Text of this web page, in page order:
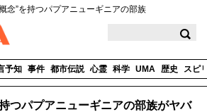
念”を持つパプアニューギニアの部族
予知 事件 都市伝説 心霊 科学 UMA 歴史 スピ
つパプアニューギニアの部族がヤバ